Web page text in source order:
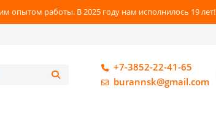
опытом работы. В 2025 году нам исполнилось 19 лет!
+7-3852-22-41-65
burannsk@gmail.com